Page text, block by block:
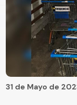
31 de Mayo de